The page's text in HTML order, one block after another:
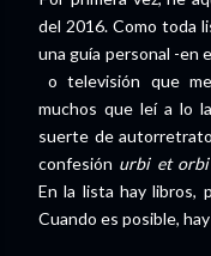
del 2016. Como toda
una guía personal -en
o televisión que
muchos que leí a lo
suerte de
confesión urbi et
En la lista hay libros,
Cuando es posible,